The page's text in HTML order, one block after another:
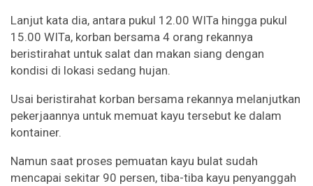
Lanjut kata dia, antara pukul 12.00 WITa hingga pukul
15.00 WITa, korban bersama 4 orang rekannya
beristirahat untuk salat dan makan siang dengan
kondisi di lokasi sedang hujan.
Usai beristirahat korban bersama rekannya melanjutkan
pekerjaannya untuk memuat kayu tersebut ke dalam
kontainer.
Namun saat proses pemuatan kayu bulat sudah
mencapai sekitar 90 persen, tiba-tiba kayu penyanggah